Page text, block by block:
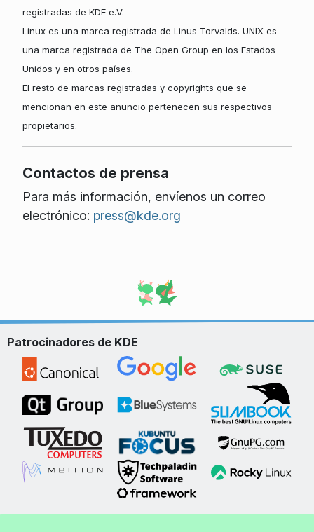
registradas de KDE e.V.
Linux es una marca registrada de Linus Torvalds. UNIX es
una marca registrada de The Open Group en los Estados
Unidos y en otros países.
El resto de marcas registradas y copyrights que se
mencionan en este anuncio pertenecen sus respectivos
propietarios.
Contactos de prensa
Para más información, envíenos un correo
electrónico: press@kde.org
Patrocinadores de KDE